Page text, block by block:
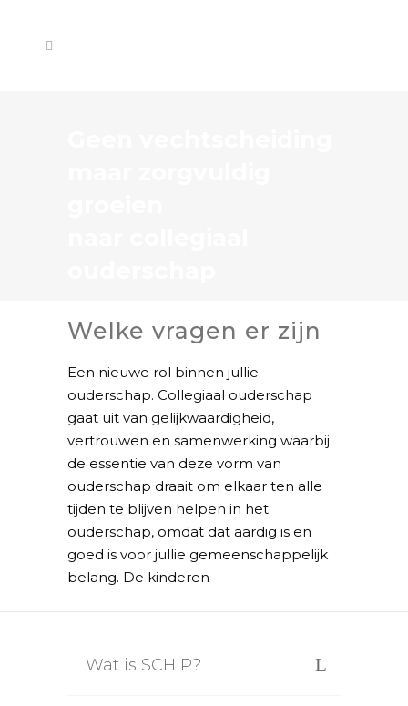
Welke vragen er zijn
Een nieuwe rol binnen jullie
ouderschap. Collegiaal ouderschap
gaat uit van gelijkwaardigheid,
vertrouwen en samenwerking waarbij
de essentie van deze vorm van
ouderschap draait om elkaar ten alle
tijden te blijven helpen in het
ouderschap, omdat dat aardig is en
goed is voor jullie gemeenschappelijk
belang. De kinderen
Wat is SCHIP?